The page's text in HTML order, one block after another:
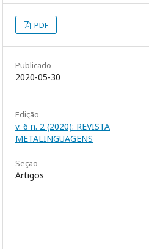
PDF
Publicado
2020-05-30
Edição
v. 6 n. 2 (2020): REVISTA
METALINGUAGENS
Seção
Artigos